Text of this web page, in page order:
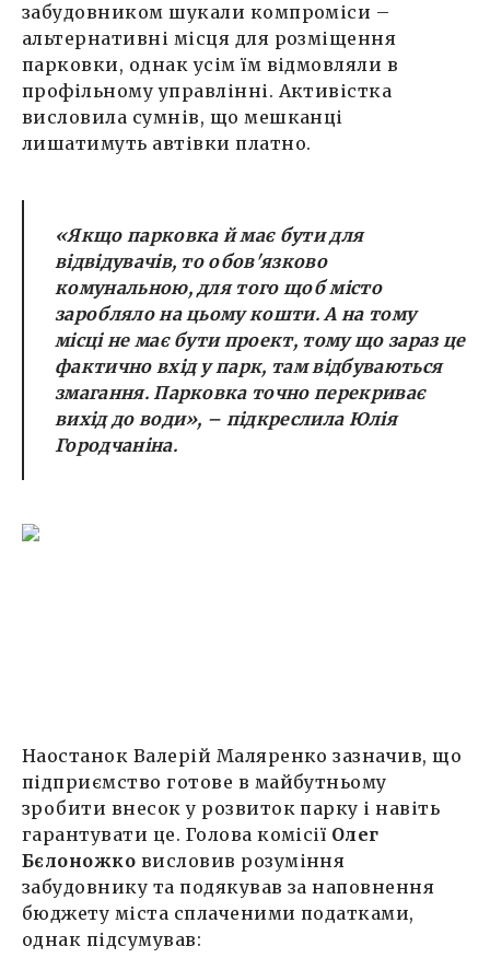
забудовником шукали компроміси –
альтернативні місця для розміщення
парковки, однак усім їм відмовляли в
профільному управлінні. Активістка
висловила сумнів, що мешканці
лишатимуть автівки платно.
«Якщо парковка й має бути для
відвідувачів, то обов'язково
комунальною, для того щоб місто
заробляло на цьому кошти. А на тому
місці не має бути проект, тому що зараз це
фактично вхід у парк, там відбуваються
змагання. Парковка точно перекриває
вихід до води», – підкреслила Юлія
Городчаніна.
Наостанок Валерій Маляренко зазначив, що
підприємство готове в майбутньому
зробити внесок у розвиток парку і навіть
гарантувати це. Голова комісії Олег
Бєлоножко висловив розуміння
забудовнику та подякував за наповнення
бюджету міста сплаченими податками,
однак підсумував: